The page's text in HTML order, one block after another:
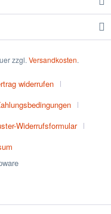
zzgl. Versandkosten.
widerrufen
Widerrufsformular